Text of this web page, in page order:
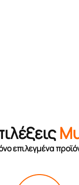
επιλεγμένα